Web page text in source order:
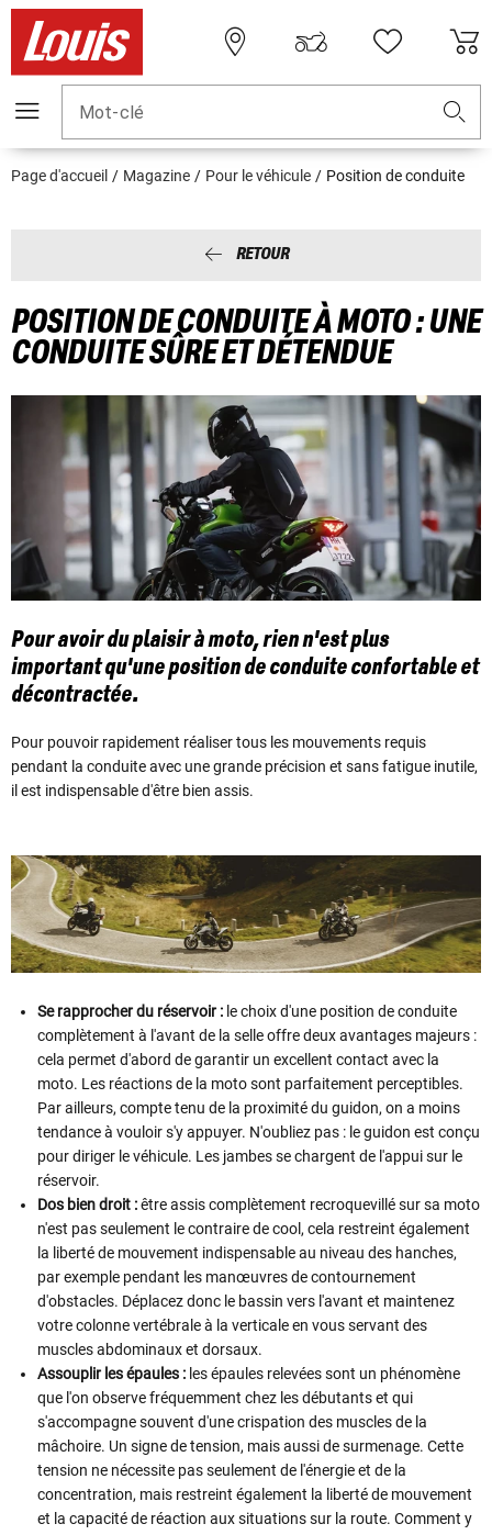
Mot-clé
Page d'accueil Magazine Pour le véhicule Position de conduite
RETOUR
POSITION DE CONDUITE À MOTO : UNE
CONDUITE SÛRE ET DÉTENDUE
Pour avoir du plaisir à moto, rien n'est plus
important qu'une position de conduite confortable et
décontractée.
Pour pouvoir rapidement réaliser tous les mouvements requis
pendant la conduite avec une grande précision et sans fatigue inutile,
il est indispensable d'être bien assis.
Se rapprocher du réservoir : le choix d'une position de conduite
complètement à l'avant de la selle offre deux avantages majeurs :
cela permet d'abord de garantir un excellent contact avec la
moto. Les réactions de la moto sont parfaitement perceptibles.
Par ailleurs, compte tenu de la proximité du guidon, on a moins
tendance à vouloir s'y appuyer. N'oubliez pas : le guidon est conçu
pour diriger le véhicule. Les jambes se chargent de l'appui sur le
réservoir.
Dos bien droit :être assis complètement recroquevillé sur sa moto
n'est pas seulement le contraire de cool, cela restreint également
la liberté de mouvement indispensable au niveau des hanches,
par exemple pendant les manœuvres de contournement
d'obstacles. Déplacez donc le bassin vers l'avant et maintenez
votre colonne vertébrale à la verticale en vous servant des
muscles abdominaux et dorsaux.
Assouplir les épaules : les épaules relevées sont un phénomène
que l'on observe fréquemment chez les débutants et qui
s'accompagne souvent d'une crispation des muscles de la
mâchoire. Un signe de tension, mais aussi de surmenage. Cette
tension ne nécessite pas seulement de l'énergie et de la
concentration, mais restreint également la liberté de mouvement
et la capacité de réaction aux situations sur la route. Comment y